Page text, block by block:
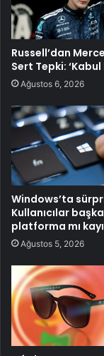
Russell’dan
Sert Tepki: ‘Kabul
Ağustos 6, 2026
Windows’ta
Kullanıcılar başka
platforma mı
Ağustos 5, 2026